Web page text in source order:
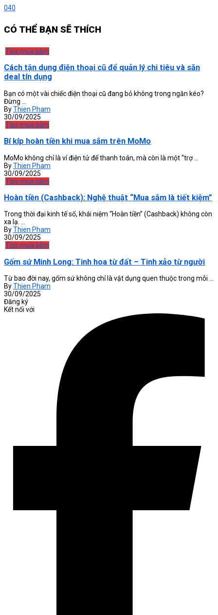
040
CÓ THỂ BẠN SẼ THÍCH
Tips mua sắm
Cách tận dụng điện thoại cũ để quản lý chi tiêu và săn
deal tín dụng
Bạn có một vài chiếc điện thoại cũ đang bỏ không trong ngăn kéo?
Đừng ...
ByThien Pham
30/09/2025
Tips mua sắm
Bí kíp hoàn tiền khi mua sắm trên MoMo
MoMo không chỉ là ví điện tử để thanh toán, mà còn là một “trợ ...
ByThien Pham
30/09/2025
Tips mua sắm
Hoàn tiền (Cashback): Nghệ thuật “Mua sắm là tiết kiệm”
Trong thời đại kinh tế số, khái niệm “Hoàn tiền” (Cashback) không còn
xa lạ. ...
ByThien Pham
30/09/2025
Tips mua sắm
Gốm sứ Minh Long: Tinh hoa từ đất – Tinh xảo từ người
Từ bao đời nay, gốm sứ không chỉ là vật dụng quen thuộc trong mỗi ...
ByThien Pham
30/09/2025
Đăng ký
Kết nối với